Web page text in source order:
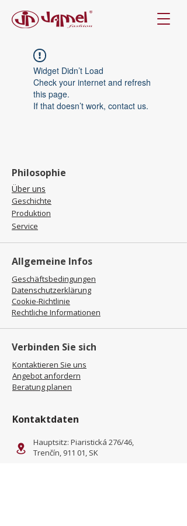
Widget Didn’t Load
Check your internet and refresh
this page.
If that doesn’t work, contact us.
Philosophie
Über uns
Geschichte
Produktion
Service
Allgemeine Infos
Geschäftsbedingungen
Datenschutzerklärung
Cookie-Richtlinie
Rechtliche Informationen
Verbinden Sie sich
Kontaktieren Sie uns
Angebot anfordern
Beratung planen
Kontaktdaten
Hauptsitz: Piaristická 276/46,
Trenčín, 911 01, SK